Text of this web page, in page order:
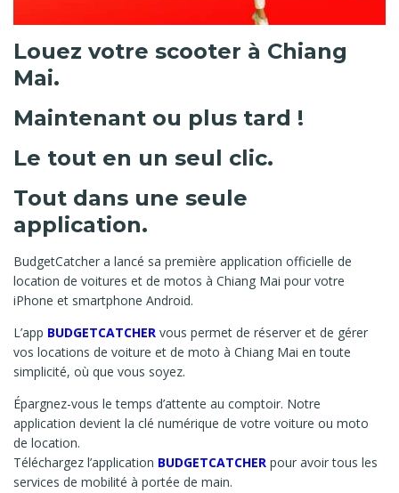
Louez votre scooter à Chiang
Mai.
Maintenant ou plus tard !
Le tout en un seul clic.
Tout dans une seule
application.
BudgetCatcher a lancé sa première application officielle de
location de voitures et de motos à Chiang Mai pour votre
iPhone et smartphone Android.
L’app BUDGETCATCHER vous permet de réserver et de gérer
vos locations de voiture et de moto à Chiang Mai en toute
simplicité, où que vous soyez.
Épargnez-vous le temps d’attente au comptoir. Notre
application devient la clé numérique de votre voiture ou moto
de location.
Téléchargez l’application BUDGETCATCHER pour avoir tous les
services de mobilité à portée de main.